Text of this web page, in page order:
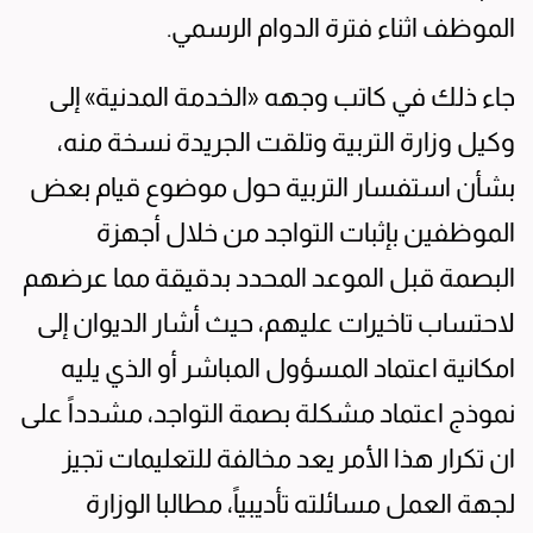
الموظف اثناء فترة الدوام الرسمي.
جاء ذلك في كاتب وجهه «الخدمة المدنية» إلى
وكيل وزارة التربية وتلقت الجريدة نسخة منه،
بشأن استفسار التربية حول موضوع قيام بعض
الموظفين بإثبات التواجد من خلال أجهزة
البصمة قبل الموعد المحدد بدقيقة مما عرضهم
لاحتساب تاخيرات عليهم، حيث أشار الديوان إلى
امكانية اعتماد المسؤول المباشر أو الذي يليه
نموذج اعتماد مشكلة بصمة التواجد، مشدداً على
ان تكرار هذا الأمر يعد مخالفة للتعليمات تجيز
لجهة العمل مسائلته تأديبياً، مطالبا الوزارة